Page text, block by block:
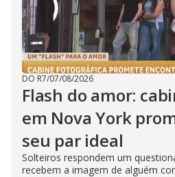
DO R7/07/08/2026
Flash do amor:
em Nova York
seu par ideal
Solteiros respondem um
recebem a imagem de alguém